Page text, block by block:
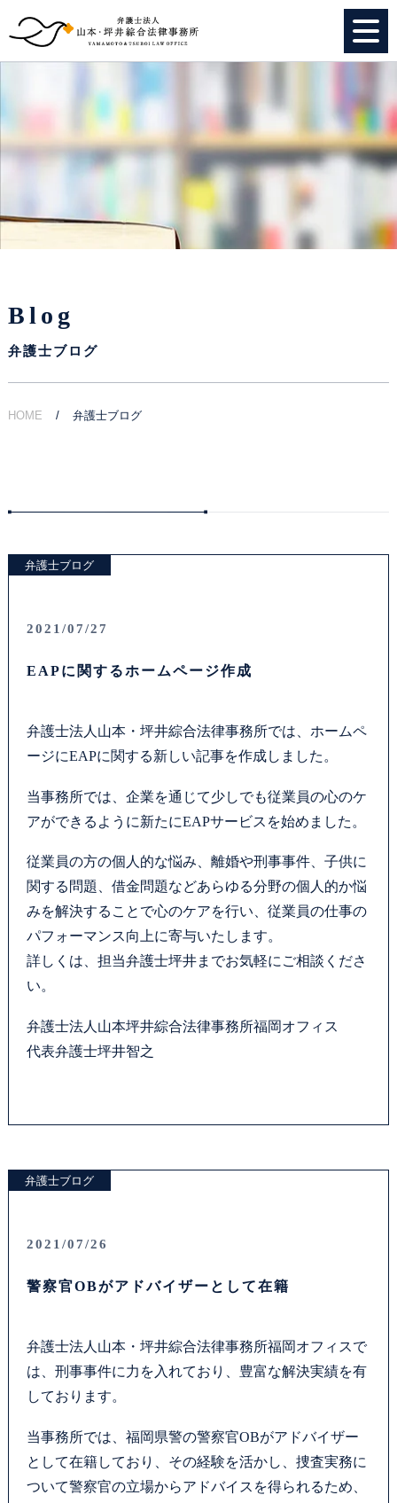
特別顧問
お客様の声
採用情報
アクセス
カウンセリング
法律相談継続サポートプラン
よくあるご質問
SDGs宣言
お知らせ
Blog
弁護士ブログ
HOME 弁護士ブログ
弁護士ブログ
2021/07/27
EAPに関するホームページ作成
弁護士法人山本・坪井綜合法律事務所では、ホームペ
ージにEAPに関する新しい記事を作成しました。
当事務所では、企業を通じて少しでも従業員の心のケ
アができるように新たにEAPサービスを始めました。
従業員の方の個人的な悩み、離婚や刑事事件、子供に
関する問題、借金問題などあらゆる分野の個人的か悩
みを解決することで心のケアを行い、従業員の仕事の
パフォーマンス向上に寄与いたします。
詳しくは、担当弁護士坪井までお気軽にご相談くださ
い。
弁護士法人山本坪井綜合法律事務所福岡オフィス
代表弁護士坪井智之
弁護士ブログ
2021/07/26
警察官OBがアドバイザーとして在籍
弁護士法人山本・坪井綜合法律事務所福岡オフィスで
は、刑事事件に力を入れており、豊富な解決実績を有
しております。
当事務所では、福岡県警の警察官OBがアドバイザー
として在籍しており、その経験を活かし、捜査実務に
ついて警察官の立場からアドバイスを得られるため、